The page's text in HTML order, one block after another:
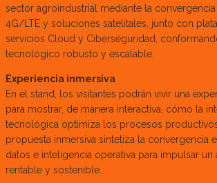
sector agroindustrial mediante la
4G/LTE y soluciones satelitales, junto con
servicios Cloud y Ciberseguridad,
tecnológico robusto y escalable.
Experiencia inmersiva
En el stand, los visitantes podrán vivir una
para mostrar, de manera interactiva, cómo la
tecnológica optimiza los procesos
propuesta inmersiva sintetiza la convergencia
datos e inteligencia operativa para impulsar un
rentable y sostenible.